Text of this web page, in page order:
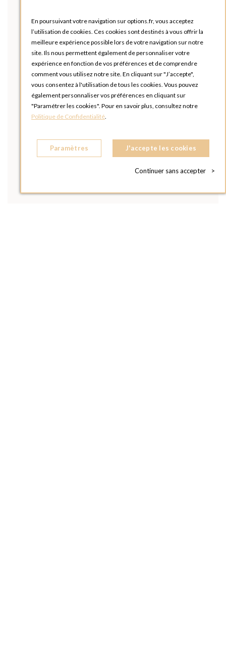
En poursuivant votre navigation sur options.fr, vous acceptez
l’utilisation de cookies. Ces cookies sont destinés à vous offrir la
meilleure expérience possible lors de votre navigation sur notre
site. Ils nous permettent également de personnaliser votre
expérience en fonction de vos préférences et de comprendre
comment vous utilisez notre site. En cliquant sur "J’accepte",
vous consentez à l'utilisation de tous les cookies. Vous pouvez
également personnaliser vos préférences en cliquant sur
"Paramétrer les cookies". Pour en savoir plus, consultez notre
Politique de Confidentialité.
Paramètres J'accepte les cookies
Continuer sans accepter >